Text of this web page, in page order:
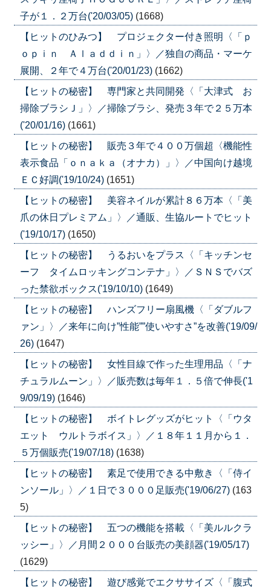
子が１．２万台('20/03/05) (1668)
【ヒットのひみつ】 プロジェクター付き照明〈「ｐ
ｏｐｉｎ Ａｌａｄｄｉｎ」〉／独自の商品・マーケ
展開、２年で４万台('20/01/23) (1662)
【ヒットの秘密】 専門家と共同開発〈「大津式 お
掃除ブラシＪ」〉／掃除ブラシ、発売３年で２５万本
('20/01/16) (1661)
【ヒットの秘密】 販売３年で４００万個超〈機能性
表示食品「ｏｎａｋａ（オナカ）」〉／中国向け越境
ＥＣ好調('19/10/24) (1651)
【ヒットの秘密】 美容ネイルが累計８６万本〈「美
爪の休日プレミアム」〉／通販、生協ルートでヒット
('19/10/17) (1650)
【ヒットの秘密】 うるおいをプラス〈「キッチンセ
ーフ タイムロッキングコンテナ」〉／ＳＮＳでバズ
った禁欲ボックス('19/10/10) (1649)
【ヒットの秘密】 ハンズフリー扇風機〈「ダブルフ
ァン」〉／来年に向け”性能””使いやすさ”を改善('19/09/
26) (1647)
【ヒットの秘密】 女性目線で作った生理用品〈「ナ
チュラルムーン」〉／販売数は毎年１．５倍で伸長('1
9/09/19) (1646)
【ヒットの秘密】 ボイトレグッズがヒット〈「ウタ
エット ウルトラボイス」〉／１８年１１月から１．
５万個販売('19/07/18) (1638)
【ヒットの秘密】 素足で使用できる中敷き〈「侍イ
ンソール」〉／１日で３０００足販売('19/06/27) (163
5)
【ヒットの秘密】 五つの機能を搭載〈「美ルルクラ
ッシー」〉／月間２０００台販売の美顔器('19/05/17)
(1629)
【ヒットの秘密】 遊び感覚でエクササイズ〈「腹式